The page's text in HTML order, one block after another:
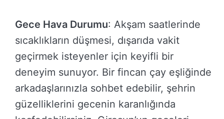
Gece Hava Durumu: Akşam saatlerinde
sıcaklıkların düşmesi, dışarıda vakit
geçirmek isteyenler için keyifli bir
deneyim sunuyor. Bir fincan çay eşliğinde
arkadaşlarınızla sohbet edebilir, şehrin
güzelliklerini gecenin karanlığında